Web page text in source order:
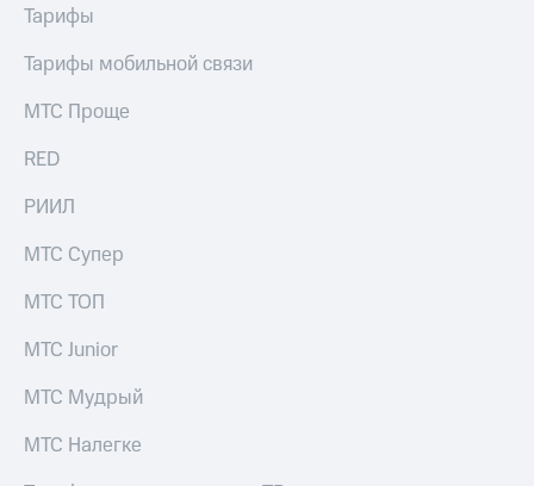
Тарифы
Тарифы мобильной связи
МТС Проще
RED
РИИЛ
МТС Супер
МТС ТОП
МТС Junior
МТС Мудрый
МТС Налегке